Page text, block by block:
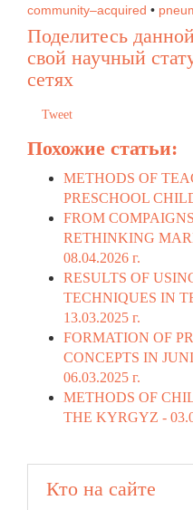
community–acquired •
Поделитесь
свой научный
сетях
Tweet
Похожие статьи:
METHODS OF
PRESCHOOL
FROM
RETHINKING
08.04.2026 г.
RESULTS OF
TECHNIQUES IN
13.03.2025 г.
FORMATION OF
CONCEPTS IN
06.03.2025 г.
METHODS OF
THE KYRGYZ -
Кто на сайте